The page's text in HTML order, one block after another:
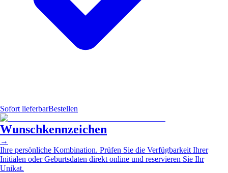
Sofort lieferbarBestellen
Wunschkennzeichen
→
Ihre persönliche Kombination. Prüfen Sie die Verfügbarkeit Ihrer
Initialen oder Geburtsdaten direkt online und reservieren Sie Ihr
Unikat.